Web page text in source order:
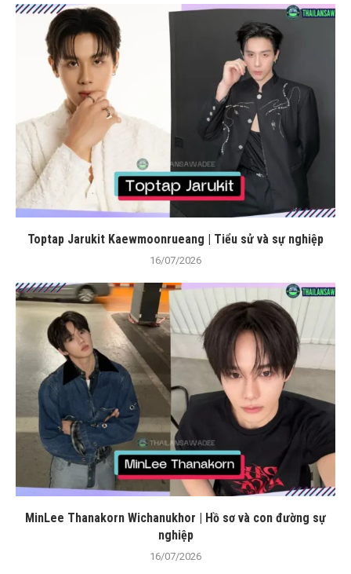
Toptap Jarukit Kaewmoonrueang | Tiểu sử và sự nghiệp
16/07/2026
MinLee Thanakorn Wichanukhor | Hồ sơ và con đường sự
nghiệp
16/07/2026